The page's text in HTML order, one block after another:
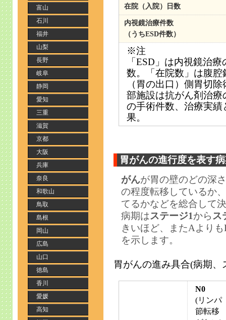
在院（入院）日数
内視鏡治療件数
（うちESD件数）
※注
「ESD」は内視鏡治
数。「在院数」は腹
（胃の出口）側胃切
部施設は抗がん剤治
の手術件数、治療実
果。
胃がんの進行度を表す
がんが胃の壁のどの深
の程度転移しているか
てるかなどを総合して
病期はステージ1から ス
きいほど、またAより
を示します。
胃がんの進み具合(病期、
N0
(リンパ
節転移
富山
石川
福井
山梨
長野
岐阜
静岡
愛知
三重
滋賀
京都
大阪
兵庫
奈良
和歌山
鳥取
島根
岡山
広島
山口
徳島
香川
愛媛
高知